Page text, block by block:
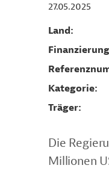
27.05.2025
Land
Finanzierung
Kategorie
Träger
Die
Millionen